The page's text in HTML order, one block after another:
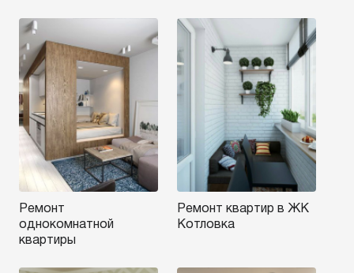
Ремонт
однокомнатной
квартиры
Ремонт квартир в ЖК
Котловка